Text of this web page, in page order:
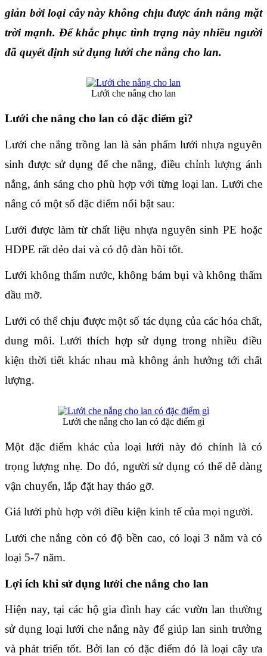
giản bởi loại cây này không chịu được ánh nắng mặt
trời mạnh. Để khắc phục tình trạng này nhiều người
đã quyết định sử dụng lưới che nắng cho lan.
Lưới che nắng cho lan
Lưới che nắng cho lan có đặc điểm gì?
Lưới che nắng trồng lan là sản phẩm lưới nhựa nguyên
sinh được sử dụng để che nắng, điều chỉnh lượng ánh
nắng, ánh sáng cho phù hợp với từng loại lan. Lưới che
nắng có một số đặc điểm nổi bật sau:
Lưới được làm từ chất liệu nhựa nguyên sinh PE hoặc
HDPE rất dẻo dai và có độ đàn hồi tốt.
Lưới không thấm nước, không bám bụi và không thấm
dầu mỡ.
Lưới có thể chịu được một số tác dụng của các hóa chất,
dung môi. Lưới thích hợp sử dụng trong nhiều điều
kiện thời tiết khác nhau mà không ảnh hưởng tới chất
lượng.
Lưới che nắng cho lan có đặc điểm gì
Một đặc điểm khác của loại lưới này đó chính là có
trọng lượng nhẹ. Do đó, người sử dụng có thể dễ dàng
vận chuyển, lắp đặt hay tháo gỡ.
Giá lưới phù hợp với điều kiện kinh tế của mọi người.
Lưới che nắng còn có độ bền cao, có loại 3 năm và có
loại 5-7 năm.
Lợi ích khi sử dụng lưới che nắng cho lan
Hiện nay, tại các hộ gia đình hay các vườn lan thường
sử dụng loại lưới che nắng này để giúp lan sinh trưởng
và phát triển tốt. Bởi lan có đặc điểm đó là loại cây ưa